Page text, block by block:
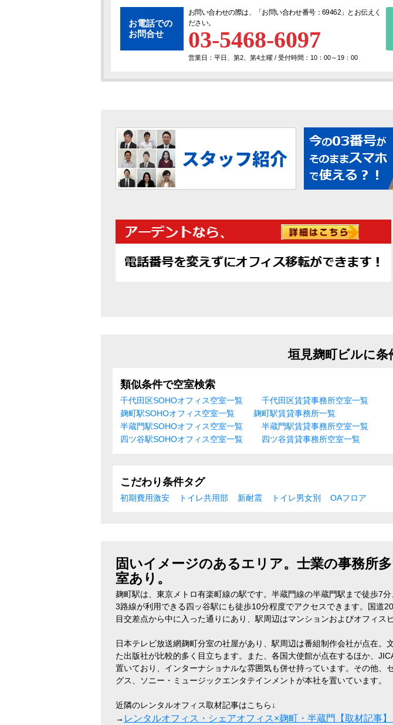
お電話での
お問合せ
お問い合わせの際は、「 お問い合わせ番号：69462 」とお伝えく
ださい。
03-5468-6097
営業日：平日、第2、第4土曜 / 受付時間：10：00～19：00
垣見麹町ビルに条
類似条件で空室検索
千代田区SOHOオフィス空室一覧
千代田区賃貸事務所空室一覧
麹町駅SOHOオフィス空室一覧
麹町駅賃貸事務所一覧
半蔵門駅SOHOオフィス空室一覧
半蔵門駅賃貸事務所空室一覧
四ツ谷駅SOHOオフィス空室一覧
四ツ谷賃貸事務所空室一覧
こだわり条件タグ
初期費用激安 トイレ共用部 新耐震 トイレ男女別 OAフロア
固いイメージのあるエリア。士業の事務所
室あり。
麹町駅は、東京メトロ有楽町線の駅です。半蔵門線の半蔵門駅まで徒歩7
3路線が利用できる四ッ谷駅にも徒歩10分程度でアクセスできます。国道
目交差点から中に入った通りにあり、駅周辺はマンションおよびオフィス
日本テレビ放送網麹町分室の社屋があり、駅周辺は番組制作会社が点在。
た出版社が比較的多く目立ちます。また、各国大使館が点在するほか、
置いており、インターナショナルな雰囲気も併せ持っています。その他、
グス、ソニー・ミュージックエンタテインメントが本社を置いています。
近隣のレンタルオフィス取材記事はこちら↓
→ レンタルオフィス・シェアオフィス×麹町・半蔵門【取材記事